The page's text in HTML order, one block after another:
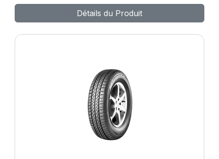
Détails du Produit